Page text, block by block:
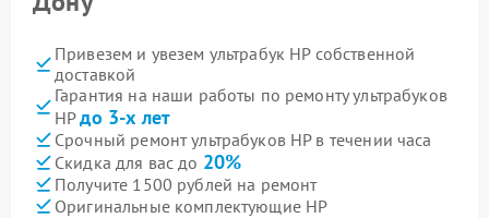
Привезем и увезем ультрабук HP собственной
доставкой
Гарантия на наши работы по ремонту ультрабуков
HPдо 3-х лет
Срочный ремонт ультрабуков HP в течении часа
Скидка для вас до 20%
Получите 1500 рублей на ремонт
Оригинальные комплектующие HP